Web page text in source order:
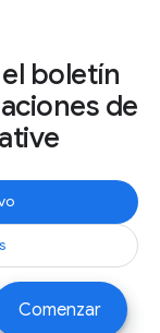
Comenzar
boletín
de